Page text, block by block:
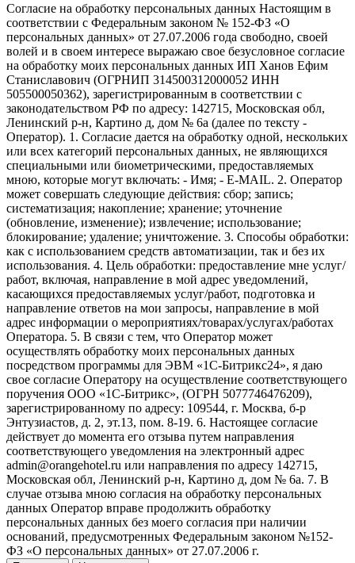
Согласие на обработку персональных данных Настоящим в
соответствии с Федеральным законом № 152-ФЗ «О
персональных данных» от 27.07.2006 года свободно, своей
волей и в своем интересе выражаю свое безусловное согласие
на обработку моих персональных данных ИП Ханов Ефим
Станиславович (ОГРНИП 314500312000052 ИНН
505500050362), зарегистрированным в соответствии с
законодательством РФ по адресу: 142715, Московская обл,
Ленинский р-н, Картино д, дом № 6а (далее по тексту -
Оператор). 1. Согласие дается на обработку одной, нескольких
или всех категорий персональных данных, не являющихся
специальными или биометрическими, предоставляемых
мною, которые могут включать: - Имя; - E-MAIL. 2. Оператор
может совершать следующие действия: сбор; запись;
систематизация; накопление; хранение; уточнение
(обновление, изменение); извлечение; использование;
блокирование; удаление; уничтожение. 3. Способы обработки:
как с использованием средств автоматизации, так и без их
использования. 4. Цель обработки: предоставление мне услуг/
работ, включая, направление в мой адрес уведомлений,
касающихся предоставляемых услуг/работ, подготовка и
направление ответов на мои запросы, направление в мой
адрес информации о мероприятиях/товарах/услугах/работах
Оператора. 5. В связи с тем, что Оператор может
осуществлять обработку моих персональных данных
посредством программы для ЭВМ «1С-Битрикс24», я даю
свое согласие Оператору на осуществление соответствующего
поручения ООО «1С-Битрикс», (ОГРН 5077746476209),
зарегистрированному по адресу: 109544, г. Москва, б-р
Энтузиастов, д. 2, эт.13, пом. 8-19. 6. Настоящее согласие
действует до момента его отзыва путем направления
соответствующего уведомления на электронный адрес
admin@orangehotel.ru или направления по адресу 142715,
Московская обл, Ленинский р-н, Картино д, дом № 6а. 7. В
случае отзыва мною согласия на обработку персональных
данных Оператор вправе продолжить обработку
персональных данных без моего согласия при наличии
оснований, предусмотренных Федеральным законом №152-
ФЗ «О персональных данных» от 27.07.2006 г.